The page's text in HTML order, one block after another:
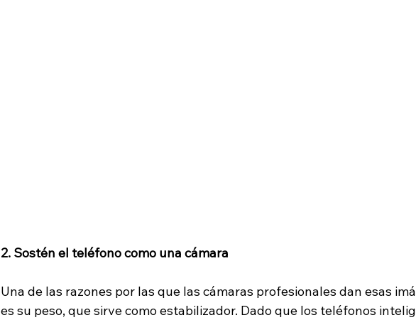
2. Sostén el teléfono como una cámara
Una de las razones por las que las cámaras profesionales dan esas
es su peso, que sirve como estabilizador. Dado que los teléfonos